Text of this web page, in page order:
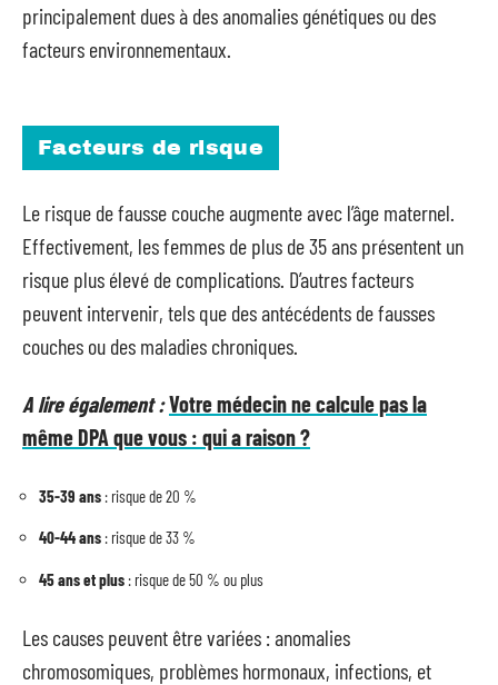
principalement dues à des anomalies génétiques ou des
facteurs environnementaux.
Facteurs de risque
Le risque de fausse couche augmente avec l’âge maternel.
Effectivement, les femmes de plus de 35 ans présentent un
risque plus élevé de complications. D’autres facteurs
peuvent intervenir, tels que des antécédents de fausses
couches ou des maladies chroniques.
A lire également :Votre médecin ne calcule pas la
même DPA que vous : qui a raison ?
35-39 ans : risque de 20 %
40-44 ans : risque de 33 %
45 ans et plus : risque de 50 % ou plus
Les causes peuvent être variées : anomalies
chromosomiques, problèmes hormonaux, infections, et